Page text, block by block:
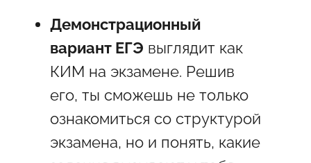
Демонстрационный
вариант ЕГЭ выглядит как
КИМ на экзамене. Решив
его, ты сможешь не только
ознакомиться со структурой
экзамена, но и понять, какие